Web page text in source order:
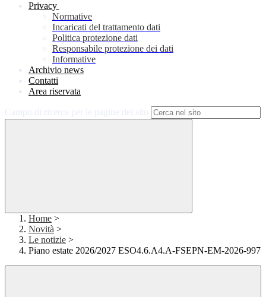
Privacy
Normative
Incaricati del trattamento dati
Politica protezione dati
Responsabile protezione dei dati
Informative
Archivio news
Contatti
Area riservata
Home >
Novità >
Le notizie >
Piano estate 2026/2027 ESO4.6.A4.A-FSEPN-EM-2026-997